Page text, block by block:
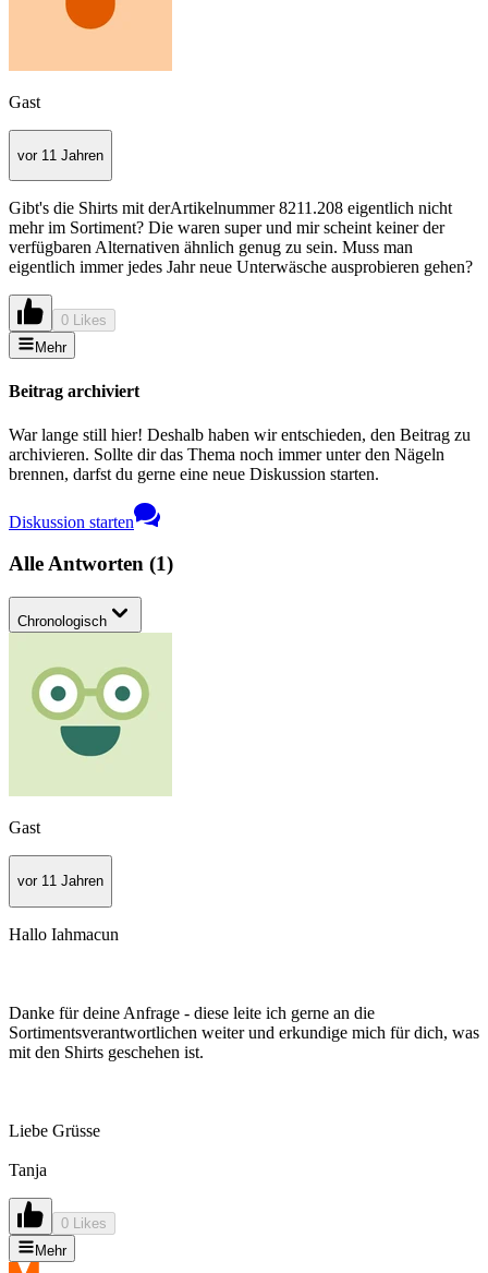
Gast
vor 11 Jahren
Gibt's die Shirts mit derArtikelnummer 8211.208 eigentlich nicht
mehr im Sortiment? Die waren super und mir scheint keiner der
verfügbaren Alternativen ähnlich genug zu sein. Muss man
eigentlich immer jedes Jahr neue Unterwäsche ausprobieren gehen?
0 Likes
Mehr
Beitrag archiviert
War lange still hier! Deshalb haben wir entschieden, den Beitrag zu
archivieren. Sollte dir das Thema noch immer unter den Nägeln
brennen, darfst du gerne eine neue Diskussion starten.
Diskussion starten
Alle Antworten (1)
Chronologisch
Gast
vor 11 Jahren
Hallo Iahmacun
Danke für deine Anfrage - diese leite ich gerne an die
Sortimentsverantwortlichen weiter und erkundige mich für dich, was
mit den Shirts geschehen ist.
Liebe Grüsse
Tanja
0 Likes
Mehr